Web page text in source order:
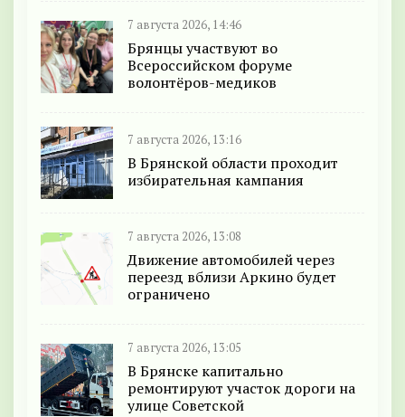
7 августа 2026, 14:46
Брянцы участвуют во
Всероссийском форуме
волонтёров-медиков
7 августа 2026, 13:16
В Брянской области проходит
избирательная кампания
7 августа 2026, 13:08
Движение автомобилей через
переезд вблизи Аркино будет
ограничено
7 августа 2026, 13:05
В Брянске капитально
ремонтируют участок дороги на
улице Советской